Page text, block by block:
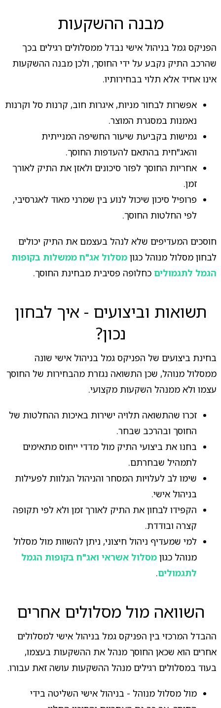
מבנה ההשקעות
הפניקס גמל בניהול אישי נבדל ממסלולים רגילים בכך
שהרכב התיק נקבע על ידי החוסך, ולכן מבנה ההשקעות
אינו אחיד אלא תלוי בבחירותיו.
אפשרות לבחור מניות, איגרות חוב, קרנות סל וקרנות
נאמנות במסגרת המוצר.
גמישות בקביעת שיעור החשיפה המנייתית
והאג"חית בהתאם להעדפות החוסך.
אחריות החוסך לפזר סיכונים ולאזן את התיק לאורך
זמן.
פרופיל סיכון שיכול לנוע בין שמרני מאוד לאגרסיבי,
לפי החלטות החוסך.
חוסכים המעדיפים שלא לנהל בעצמם את התיק יכולים
לבחון מסלול מנוהל כגון מסלול אג"ח ממשלות בקופות
הגמל לתגמולים כחלופה פסיבית מבחינת החוסך.
תשואות וביצועים - איך לבחון
נכון?
בחינת ביצועים של הפניקס גמל בניהול אישי שונה
ממסלול מנוהל, שכן התשואה נגזרת מהבחירות של החוסך
עצמו ולא ממנהל השקעות מקצועי.
זכרו שהתשואה תלויה ישירות באיכות ההחלטות של
החוסך ובהרכב שבחר.
בחנו את ביצועי התיק מול מדדי ייחוס מתאימים
לתמהיל שבחרתם.
שימו לב לעלויות המסחר והניהול הנלוות לפעילות
בניהול אישי.
הקפידו לבחון את התיק לאורך זמן ולא לפי תקופה
קצרה ובודדת.
למי שמעדיף ניהול חיצוני, ניתן להשוות מול מסלול
מנוהל כגון מסלול אשראי ואג"ח בקופות הגמל
לתגמולים.
השוואה מול מסלולים אחרים
ההבדל המרכזי בין הפניקס גמל בניהול אישי למסלולים
אחרים הוא שכאן החוסך מנהל את ההשקעות בעצמו,
בעוד במסלולים רגילים מנהל ההשקעות עושה זאת עבורו.
מול מסלול מנוהל - בניהול אישי השליטה בידי